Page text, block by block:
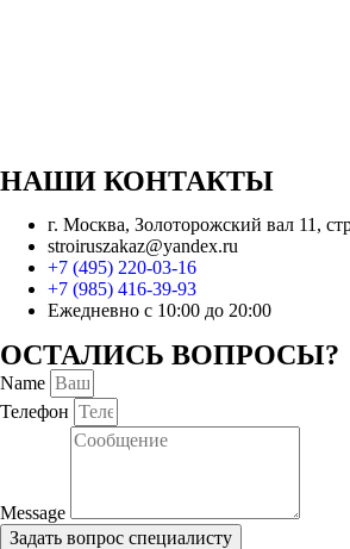
НАШИ КОНТАКТЫ
г. Москва, Золоторожский вал 11,
stroiruszakaz@yandex.ru
+7 (495) 220-03-16
+7 (985) 416-39-93
Ежедневно с 10:00 до 20:00
ОСТАЛИСЬ ВОПРОСЫ?
Name
Телефон
Message
Задать вопрос специалисту